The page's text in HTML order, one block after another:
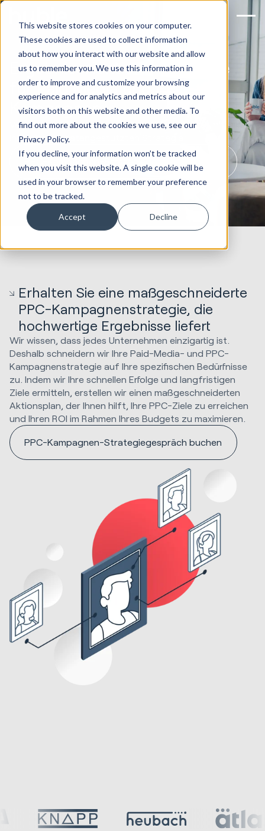
This website stores cookies on your computer.
These cookies are used to collect information
about how you interact with our website and allow
us to remember you. We use this information in
order to improve and customize your browsing
experience and for analytics and metrics about our
visitors both on this website and other media. To
find out more about the cookies we use, see our
Privacy Policy.
If you decline, your information won’t be tracked
when you visit this website. A single cookie will be
used in your browser to remember your preference
not to be tracked.
Accept Decline
Ergebnisorientierte Strategie
für Paid Media und PPC-
Kampagnen
Verschaffen Sie sich einen Wettbewerbsvorteil mit einer
integrierten, datengestützten Strategie.
PPC-Kampagnen-Strategiegespräch buchen
Erhalten Sie eine maßgeschneiderte
PPC-Kampagnenstrategie, die
hochwertige Ergebnisse liefert
Wir wissen, dass jedes Unternehmen einzigartig ist.
Deshalb schneidern wir Ihre Paid-Media- und PPC-
Kampagnenstrategie auf Ihre spezifischen Bedürfnisse
zu. Indem wir Ihre schnellen Erfolge und langfristigen
Ziele ermitteln, erstellen wir einen maßgeschneiderten
Aktionsplan, der Ihnen hilft, Ihre PPC-Ziele zu erreichen
und Ihren ROI im Rahmen Ihres Budgets zu maximieren.
PPC-Kampagnen-Strategiegespräch buchen